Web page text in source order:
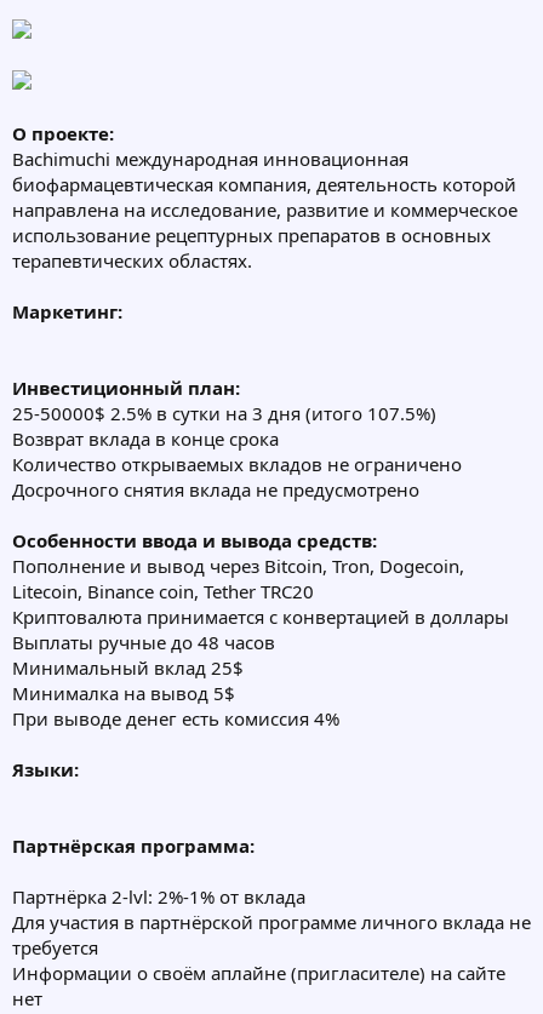
О проекте:
Bachimuchi международная инновационная
биофармацевтическая компания, деятельность которой
направлена на исследование, развитие и коммерческое
использование рецептурных препаратов в основных
терапевтических областях.
Маркетинг:
Инвестиционный план:
25-50000$ 2.5% в сутки на 3 дня (итого 107.5%)
Возврат вклада в конце срока
Количество открываемых вкладов не ограничено
Досрочного снятия вклада не предусмотрено
Особенности ввода и вывода средств:
Пополнение и вывод через Bitcoin, Tron, Dogecoin,
Litecoin, Binance coin, Tether TRC20
Криптовалюта принимается с конвертацией в доллары
Выплаты ручные до 48 часов
Минимальный вклад 25$
Минималка на вывод 5$
При выводе денег есть комиссия 4%
Языки:
Партнёрская программа:
Партнёрка 2-lvl: 2%-1% от вклада
Для участия в партнёрской программе личного вклада не
требуется
Информации о своём аплайне (пригласителе) на сайте
нет